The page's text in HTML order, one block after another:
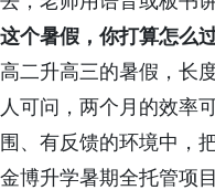
这个暑假，你打算怎么
高二升高三的暑假，长
人可问，两个月的效率
围、有反馈的环境中，
金博升学暑期全托管项